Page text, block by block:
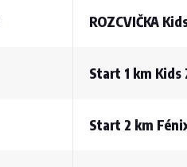
ROZCVIČKA
Start 1 km
Start 2 km